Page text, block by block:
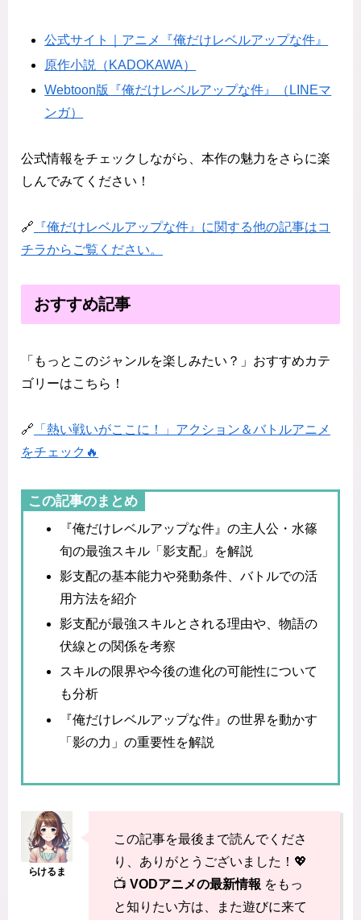
公式サイト｜アニメ『俺だけレベルアップな件』
原作小説（KADOKAWA）
Webtoon版『俺だけレベルアップな件』（LINEマ
ンガ）
公式情報をチェックしながら、本作の魅力をさらに楽
しんでみてください！
🔗 『俺だけレベルアップな件』に関する他の記事はコ
チラからご覧ください。
おすすめ記事
「もっとこのジャンルを楽しみたい？」おすすめカテ
ゴリーはこちら！
🔗 「熱い戦いがここに！」アクション＆バトルアニメ
をチェック🔥
この記事のまとめ
『俺だけレベルアップな件』の主人公・水篠
旬の最強スキル「影支配」を解説
影支配の基本能力や発動条件、バトルでの活
用方法を紹介
影支配が最強スキルとされる理由や、物語の
伏線との関係を考察
スキルの限界や今後の進化の可能性について
も分析
『俺だけレベルアップな件』の世界を動かす
「影の力」の重要性を解説
この記事を最後まで読んでくださ
り、ありがとうございました！💖
📺 VODアニメの最新情報 をもっ
と知りたい方は、また遊びに来て